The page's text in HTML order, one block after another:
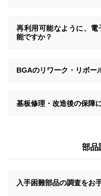
再利用可能なように、
能ですか？
BGAのリワーク・リボー
基板修理・改造後の保障
部品
入手困難部品の調査をお